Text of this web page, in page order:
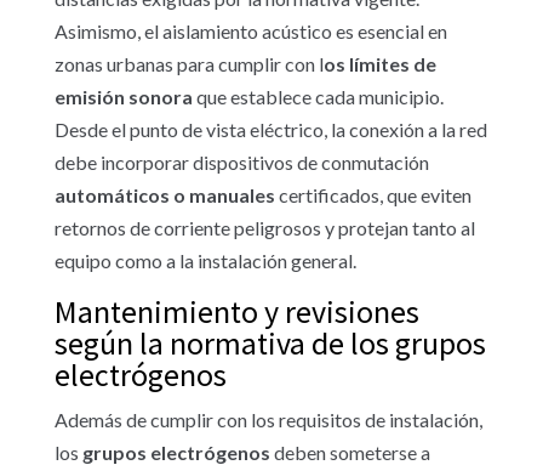
Asimismo, el aislamiento acústico es esencial en
zonas urbanas para cumplir con los límites de
emisión sonora que establece cada municipio.
Desde el punto de vista eléctrico, la conexión a la red
debe incorporar dispositivos de conmutación
automáticos o manuales certificados, que eviten
retornos de corriente peligrosos y protejan tanto al
equipo como a la instalación general.
Mantenimiento y revisiones
según la normativa de los grupos
electrógenos
Además de cumplir con los requisitos de instalación,
los grupos electrógenos deben someterse a